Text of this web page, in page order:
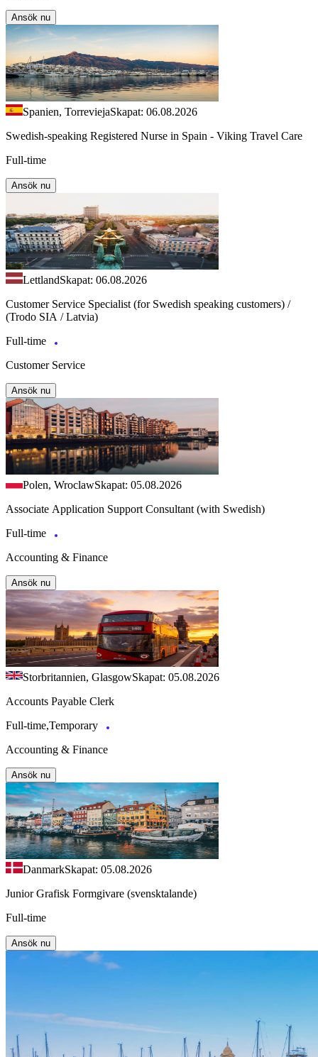
Ansök nu
Spanien, TorreviejaSkapat: 06.08.2026
Swedish-speaking Registered Nurse in Spain - Viking Travel Care
Full-time
Ansök nu
LettlandSkapat: 06.08.2026
Customer Service Specialist (for Swedish speaking customers) /
(Trodo SIA / Latvia)
Full-time
Customer Service
Ansök nu
Polen, WroclawSkapat: 05.08.2026
Associate Application Support Consultant (with Swedish)
Full-time
Accounting & Finance
Ansök nu
Storbritannien, GlasgowSkapat: 05.08.2026
Accounts Payable Clerk
Full-time,Temporary
Accounting & Finance
Ansök nu
DanmarkSkapat: 05.08.2026
Junior Grafisk Formgivare (svensktalande)
Full-time
Ansök nu